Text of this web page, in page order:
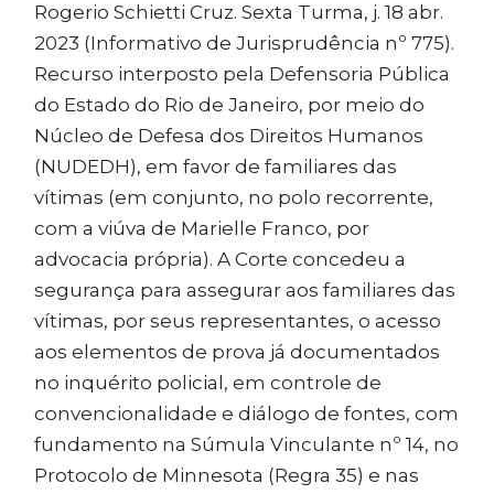
Rogerio Schietti Cruz. Sexta Turma, j. 18 abr.
2023 (Informativo de Jurisprudência nº 775).
Recurso interposto pela Defensoria Pública
do Estado do Rio de Janeiro, por meio do
Núcleo de Defesa dos Direitos Humanos
(NUDEDH), em favor de familiares das
vítimas (em conjunto, no polo recorrente,
com a viúva de Marielle Franco, por
advocacia própria). A Corte concedeu a
segurança para assegurar aos familiares das
vítimas, por seus representantes, o acesso
aos elementos de prova já documentados
no inquérito policial, em controle de
convencionalidade e diálogo de fontes, com
fundamento na Súmula Vinculante nº 14, no
Protocolo de Minnesota (Regra 35) e nas